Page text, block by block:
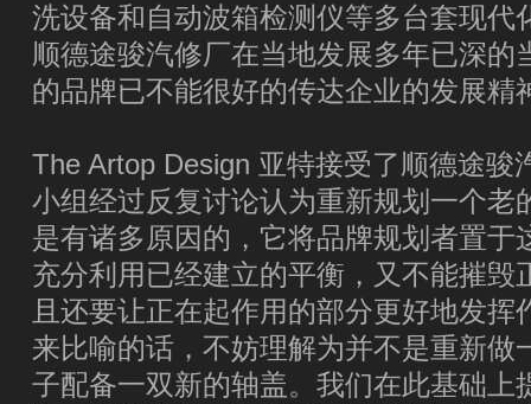
洗设备和自动波箱检测仪等多台套现代
顺德途骏汽修厂在当地发展多年已深的
的品牌已不能很好的传达企业的发展精
The Artop Design 亚特接受了顺德途骏
小组经过反复讨论认为重新规划一个老
是有诸多原因的，它将品牌规划者置于
充分利用已经建立的平衡，又不能摧毁
且还要让正在起作用的部分更好地发挥
来比喻的话，不妨理解为并不是重新做
子配备一双新的轴盖。我们在此基础上